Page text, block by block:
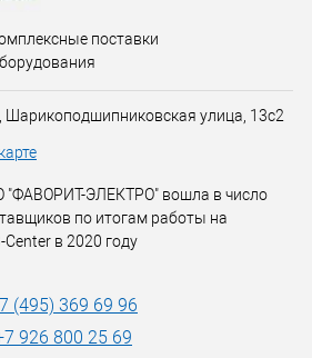
поставки
Шарикоподшипниковская улица, 13с2
"ФАВОРИТ-ЭЛЕКТРО" вошла в число
по итогам работы на
в 2020 году
(495) 369 69 96
926 800 25 69